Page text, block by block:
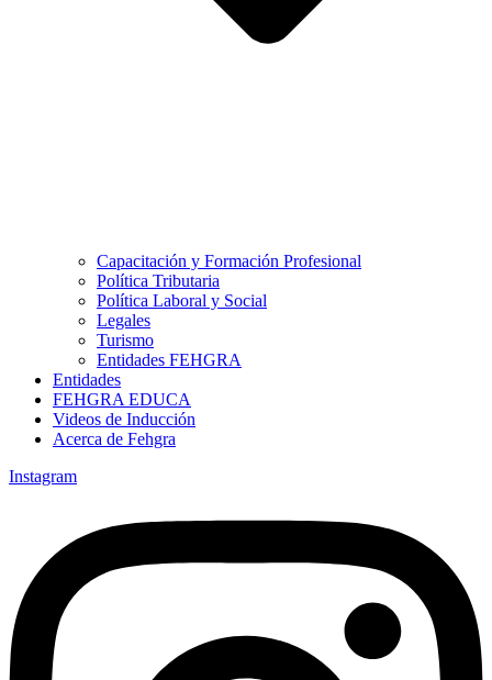
Capacitación y Formación Profesional
Política Tributaria
Política Laboral y Social
Legales
Turismo
Entidades FEHGRA
Entidades
FEHGRA EDUCA
Videos de Inducción
Acerca de Fehgra
Instagram